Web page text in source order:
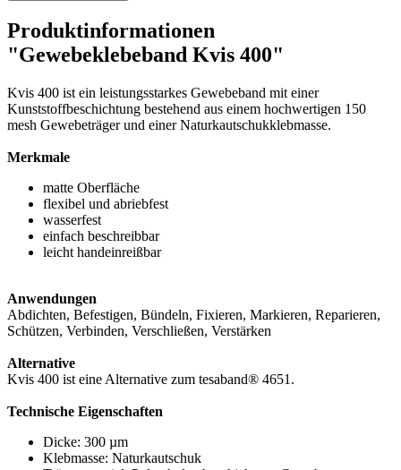
Produktinformationen
"Gewebeklebeband Kvis 400"
Kvis 400 ist ein leistungsstarkes Gewebeband mit einer
Kunststoffbeschichtung bestehend aus einem hochwertigen 150
mesh Gewebeträger und einer Naturkautschukklebmasse.
Merkmale
matte Oberfläche
flexibel und abriebfest
wasserfest
einfach beschreibbar
leicht handeinreißbar
Anwendungen
Abdichten, Befestigen, Bündeln, Fixieren, Markieren, Reparieren,
Schützen, Verbinden, Verschließen, Verstärken
Alternative
Kvis 400 ist eine Alternative zum tesaband® 4651.
Technische Eigenschaften
Dicke: 300 µm
Klebmasse: Naturkautschuk